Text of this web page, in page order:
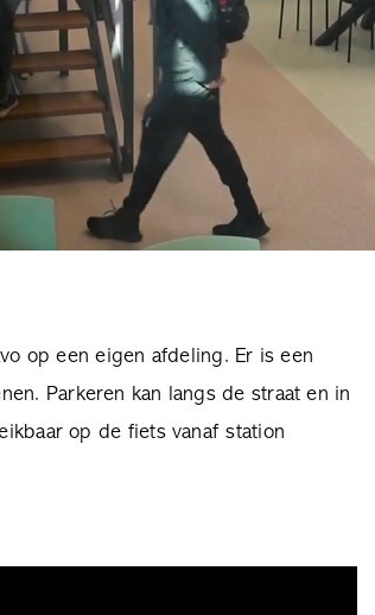
op een eigen afdeling. Er is een
Parkeren kan langs de straat en in
op de fiets vanaf station